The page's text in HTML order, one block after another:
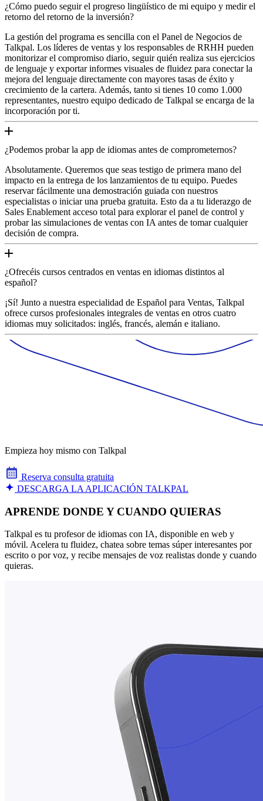
¿Cómo puedo seguir el progreso lingüístico de mi equipo y medir el
retorno del retorno de la inversión?
La gestión del programa es sencilla con el Panel de Negocios de
Talkpal. Los líderes de ventas y los responsables de RRHH pueden
monitorizar el compromiso diario, seguir quién realiza sus ejercicios
de lenguaje y exportar informes visuales de fluidez para conectar la
mejora del lenguaje directamente con mayores tasas de éxito y
crecimiento de la cartera. Además, tanto si tienes 10 como 1.000
representantes, nuestro equipo dedicado de Talkpal se encarga de la
incorporación por ti.
¿Podemos probar la app de idiomas antes de comprometernos?
Absolutamente. Queremos que seas testigo de primera mano del
impacto en la entrega de los lanzamientos de tu equipo. Puedes
reservar fácilmente una demostración guiada con nuestros
especialistas o iniciar una prueba gratuita. Esto da a tu liderazgo de
Sales Enablement acceso total para explorar el panel de control y
probar las simulaciones de ventas con IA antes de tomar cualquier
decisión de compra.
¿Ofrecéis cursos centrados en ventas en idiomas distintos al
español?
¡Sí! Junto a nuestra especialidad de Español para Ventas, Talkpal
ofrece cursos profesionales integrales de ventas en otros cuatro
idiomas muy solicitados: inglés, francés, alemán e italiano.
Empieza hoy mismo con Talkpal
Reserva consulta gratuita
DESCARGA LA APLICACIÓN TALKPAL
APRENDE DONDE Y CUANDO QUIERAS
Talkpal es tu profesor de idiomas con IA, disponible en web y
móvil. Acelera tu fluidez, chatea sobre temas súper interesantes por
escrito o por voz, y recibe mensajes de voz realistas donde y cuando
quieras.